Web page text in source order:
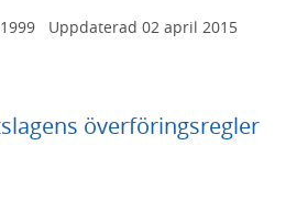
Uppdaterad 02 april 2015
överföringsregler